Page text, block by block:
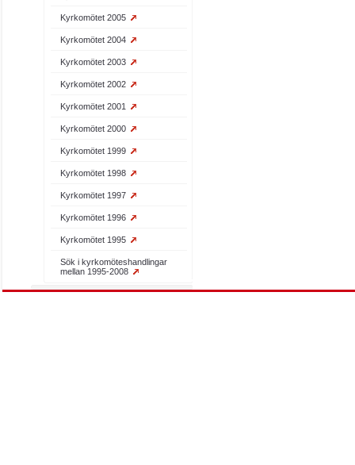
Kyrkomötet 2005
Kyrkomötet 2004
Kyrkomötet 2003
Kyrkomötet 2002
Kyrkomötet 2001
Kyrkomötet 2000
Kyrkomötet 1999
Kyrkomötet 1998
Kyrkomötet 1997
Kyrkomötet 1996
Kyrkomötet 1995
Sök i kyrkomöteshandlingar
mellan 1995-2008